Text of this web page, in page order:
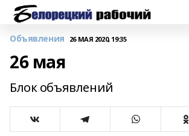
Объявления 26 МАЯ 2020, 19:35
26 мая
Блок объявлений